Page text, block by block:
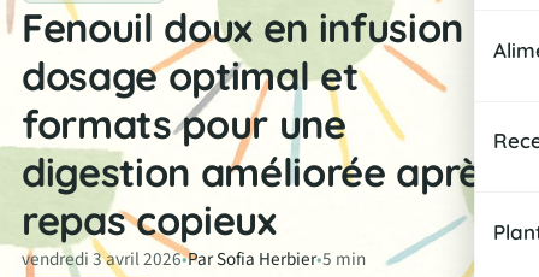
Fenouil doux en infusion :
dosage optimal et
formats pour une
digestion améliorée après
repas copieux
vendredi 3 avril 2026•Par Sofia Herbier•5 min